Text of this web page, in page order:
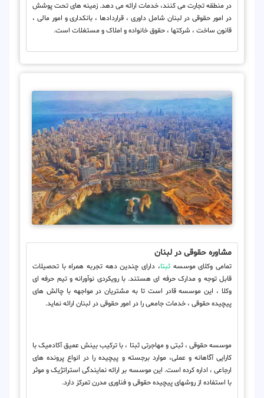
در منطقه تجارت می کنند، خدمات ارائه می دهد. زمینه های تحت پوشش
در امور حقوقی در لبنان شامل داوری ، قراردادها ، بانکداری و امور مالی ،
قانون ساخت ، شرکتها ، حقوق خانواده و املاک و مستغلات است.
مشاوره حقوقی در لبنان
تمامی وکلای موسسهثبتا، دارای چندین دهه تجربه همراه با تحصیلات
قابل توجه و مدارک حرفه ای هستند. با رویکردی نوآورانه و تیم حرفه ای
وکلا ، این موسسه قادر است تا به مشتریان در مواجهه با چالش های
پیچیده حقوقی ، خدمات جامعی را در امور حقوقی در لبنان ارائه نماید.
موسسه حقوقی ، ثبتی و مهاجرتی ثبتا ، با ترکیب بینش عمیق آکادمیک با
کارایی آگاهانه و عملی، موارد برجسته و پیچیده را در انواع پرونده های
ارجاعی ، اداره کرده است. این موسسه بر ارائه نمایندگی استراتژیک و موثر
با استفاده از روشهای پیچیده حقوقی و فناوری مدرن تمرکز دارد.